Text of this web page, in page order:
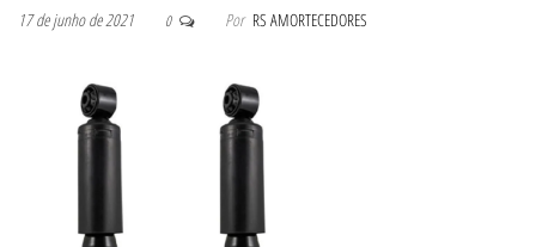
17 de junho de 2021 0 Por RS AMORTECEDORES